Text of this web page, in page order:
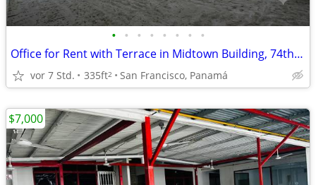
• • • • • • • •
Office for Rent with Terrace in Midtown Building, 74th Street
vor 7 Std. 335ft2 San Francisco, Panamá
$7,000